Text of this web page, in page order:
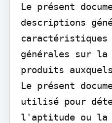
Le présent
descriptions
caractéristiques
générales sur la
produits
Le présent
utilisé pour
l'aptitude ou